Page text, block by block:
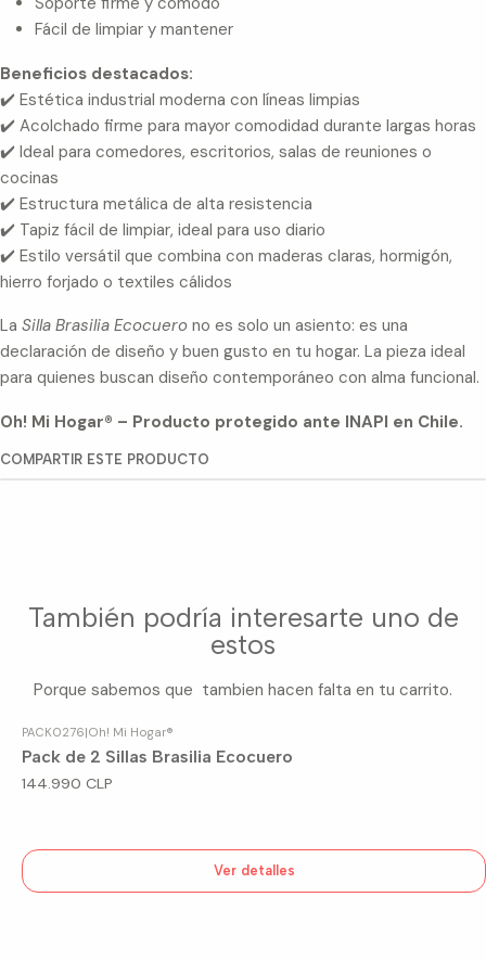
Fácil de limpiar y mantener
Beneficios destacados:
✔️ Estética industrial moderna con líneas limpias
✔️ Acolchado firme para mayor comodidad durante largas horas
✔️ Ideal para comedores, escritorios, salas de reuniones o
cocinas
✔️ Estructura metálica de alta resistencia
✔️ Tapiz fácil de limpiar, ideal para uso diario
✔️ Estilo versátil que combina con maderas claras, hormigón,
hierro forjado o textiles cálidos
La Silla Brasilia Ecocuero no es solo un asiento: es una
declaración de diseño y buen gusto en tu hogar. La pieza ideal
para quienes buscan diseño contemporáneo con alma funcional.
Oh! Mi Hogar® – Producto protegido ante INAPI en Chile.
COMPARTIR ESTE PRODUCTO
También podría interesarte uno de
estos
Porque sabemos que tambien hacen falta en tu carrito.
Agotado
PACK0276|Oh! Mi Hogar®
Pack de 2 Sillas Brasilia Ecocuero
144.990 CLP
Ver detalles